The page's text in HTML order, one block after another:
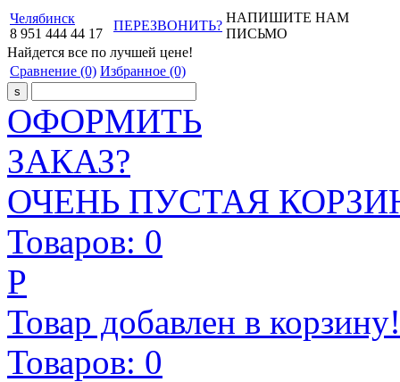
Челябинск
8 951 444 44 17
ПЕРЕЗВОНИТЬ?
НАПИШИТЕ НАМ
ПИСЬМО
Найдется все по лучшей цене!
Сравнение (0) Избранное (0)
ОФОРМИТЬ
ЗАКАЗ?
ОЧЕНЬ ПУСТАЯ
Товаров: 0
Р
Товар добавлен в корзину!
Товаров: 0